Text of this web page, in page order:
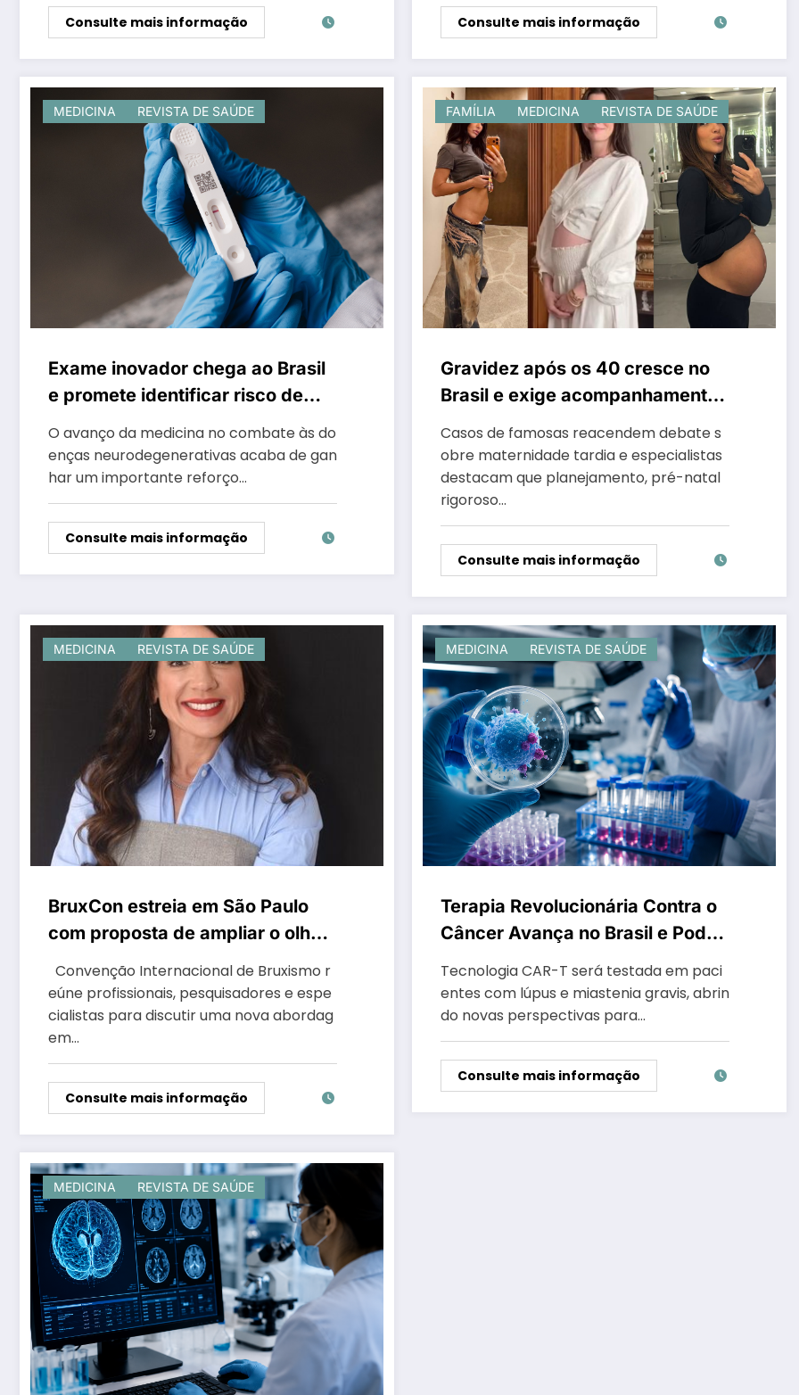
Consulte mais informação Consulte mais informação
MEDICINA REVISTA DE SAÚDE
Exame inovador chega ao Brasil
e promete identificar risco de
Alzheimer muitos anos antes dos
primeiros sintomas
O avanço da medicina no combate às do
enças neurodegenerativas acaba de gan
har um importante reforço…
Consulte mais informação
FAMÍLIA MEDICINA REVISTA DE SAÚDE
Gravidez após os 40 cresce no
Brasil e exige acompanhamento
Casos de famosas reacendem debate s
obre maternidade tardia e especialistas
destacam que planejamento, pré-natal
rigoroso…
Consulte mais informação
MEDICINA REVISTA DE SAÚDE
BruxCon estreia em São Paulo
com proposta de ampliar o olhar
qualidade de vida
Convenção Internacional de Bruxismo r
eúne profissionais, pesquisadores e espe
cialistas para discutir uma nova abordag
em…
Consulte mais informação
MEDICINA REVISTA DE SAÚDE
Terapia Revolucionária Contra o
Câncer Avança no Brasil e Pode
Transformar Tratamento de
Doenças Autoimunes
Tecnologia CAR-T será testada em paci
entes com lúpus e miastenia gravis, abrin
do novas perspectivas para…
Consulte mais informação
MEDICINA REVISTA DE SAÚDE